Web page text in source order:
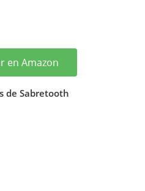
en Amazon
de Sabretooth